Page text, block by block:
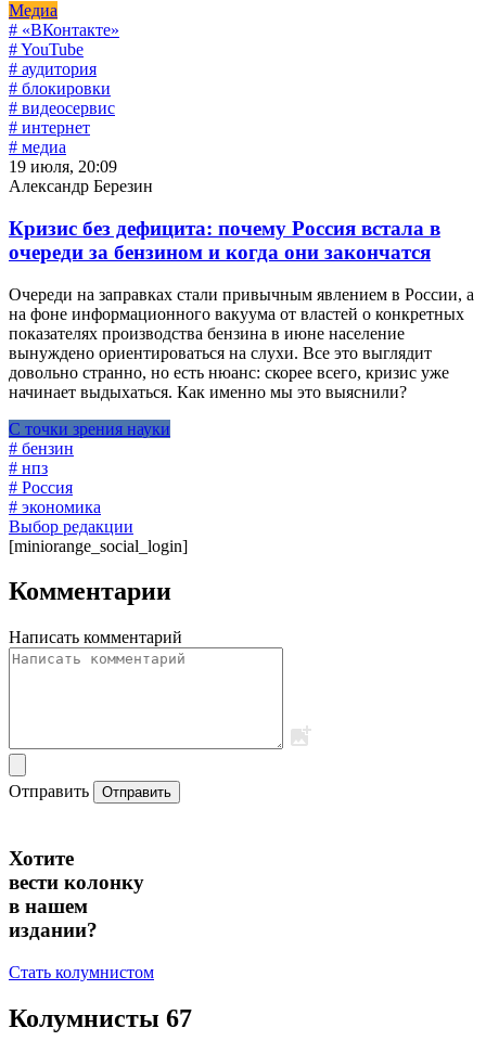
Медиа
# «ВКонтакте»
# YouTube
# аудитория
# блокировки
# видеосервис
# интернет
# медиа
19 июля, 20:09
Александр Березин
Кризис без дефицита: почему Россия встала в
очереди за бензином и когда они закончатся
Очереди на заправках стали привычным явлением в России, а
на фоне информационного вакуума от властей о конкретных
показателях производства бензина в июне население
вынуждено ориентироваться на слухи. Все это выглядит
довольно странно, но есть нюанс: скорее всего, кризис уже
начинает выдыхаться. Как именно мы это выяснили?
С точки зрения науки
# бензин
# нпз
# Россия
# экономика
Выбор редакции
[miniorange_social_login]
Комментарии
Написать комментарий
Отправить Отправить
Хотите
вести колонку
в нашем
издании?
Стать колумнистом
Колумнисты 67